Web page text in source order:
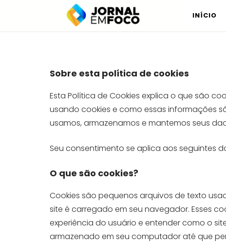
INÍCIO
Sobre esta política de cookies
Esta Política de Cookies explica o que são
usando cookies e como essas informações
usamos, armazenamos e mantemos seus
Seu consentimento se aplica aos seguintes
O que são cookies?
Cookies são pequenos arquivos de texto
site é carregado em seu navegador. Esses
experiência do usuário e entender como o
armazenado em seu computador até que